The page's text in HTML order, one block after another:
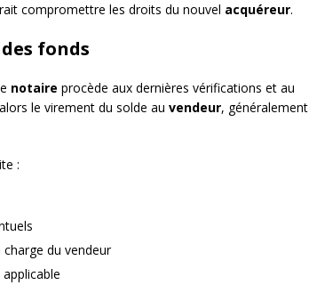
compromettre les droits du nouvel acquéreur.
fonds
notaire procède aux dernières vérifications et au
le virement du solde au vendeur, généralement
:
charge du vendeur